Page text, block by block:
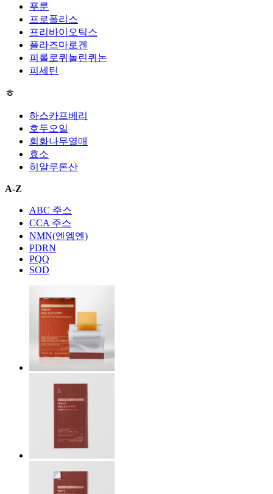
푸룬
프로폴리스
프리바이오틱스
플라즈마로겐
피롤로퀴놀린퀴논
피세틴
ㅎ
하스카프베리
호두오일
회화나무열매
효소
히알루론산
A-Z
ABC 주스
CCA 주스
NMN(엔엠엔)
PDRN
PQQ
SOD